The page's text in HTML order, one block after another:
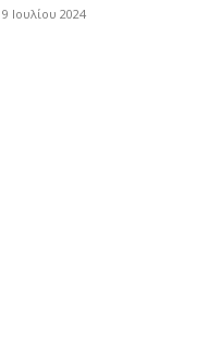
9 Ιουλίου 2024